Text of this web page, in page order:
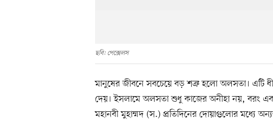
ছবি: পেক্সেলস
মানুষের জীবনে সবচেয়ে বড় শত্রু হলো অলসতা। এটি
দেয়। ইসলামে অলসতা শুধু কাজের অনীহা নয়, বরং এক
মহানবী মুহাম্মদ (স.) প্রতিদিনের দোয়াগুলোর মধ্যে